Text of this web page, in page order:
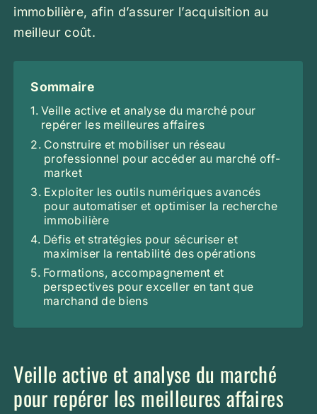
immobilière, afin d’assurer l’acquisition au
meilleur coût.
Sommaire
Veille active et analyse du marché pour
repérer les meilleures affaires
Construire et mobiliser un réseau
professionnel pour accéder au marché off-
market
Exploiter les outils numériques avancés
pour automatiser et optimiser la recherche
immobilière
Défis et stratégies pour sécuriser et
maximiser la rentabilité des opérations
Formations, accompagnement et
perspectives pour exceller en tant que
marchand de biens
Veille active et analyse du marché
pour repérer les meilleures affaires